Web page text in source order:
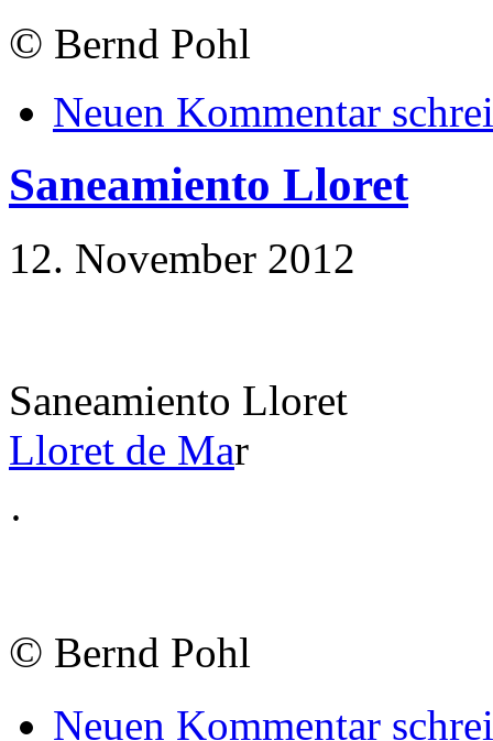
© Bernd Pohl
Neuen Kommentar
Saneamiento Lloret
12. November 2012
Saneamiento Lloret
Lloret de Mar
·
© Bernd Pohl
Neuen Kommentar